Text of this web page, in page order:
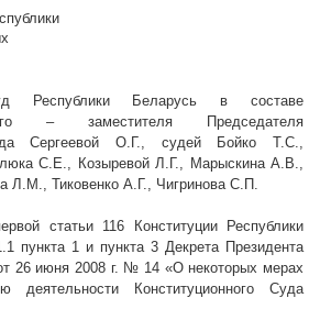
Республики Беларусь в составе
– заместителя Председателя
Сергеевой О.Г., судей Бойко Т.С.,
С.Е., Козыревой Л.Г., Марыскина А.В.,
Л.М., Тиковенко А.Г., Чигринова С.П.
статьи 116 Конституции Республики
пункта 1 и пункта 3 Декрета Президента
26 июня 2008 г. № 14 «О некоторых мерах
деятельности Конституционного Суда